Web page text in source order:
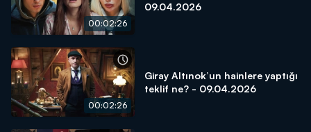
00:02:26
09.04.2026
00:02:26
Giray Altınok’un hainlere yaptığı
teklif ne? - 09.04.2026